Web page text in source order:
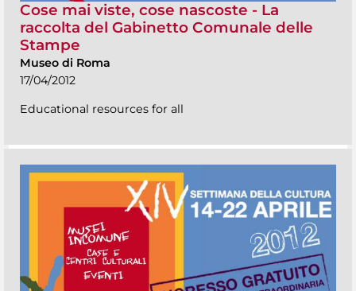
Cose mai viste, cose nascoste - La
raccolta del Gabinetto Comunale delle
Stampe
Museo di Roma
17/04/2012
Educational resources for all